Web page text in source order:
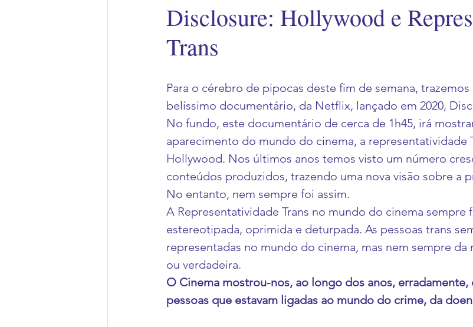
Disclosure: Hollywood e
Trans
Para o cérebro de pipocas deste fim de semana,
belíssimo documentário, da Netflix, lançado em 2020,
No fundo, este documentário de cerca de 1h45, irá
aparecimento do mundo do cinema, a representatividade
Hollywood. Nos últimos anos temos visto um número
conteúdos produzidos, trazendo uma nova visão sobre a
No entanto, nem sempre foi assim.
A Representatividade Trans no mundo do cinema sempre
estereotipada, oprimida e deturpada. As pessoas trans
representadas no mundo do cinema, mas nem sempre da
ou verdadeira.
O Cinema mostrou-nos, ao longo dos anos, erradamente,
pessoas que estavam ligadas ao mundo do crime, da